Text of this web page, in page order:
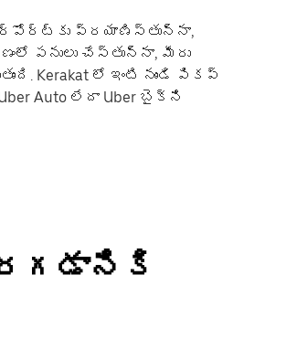
ప్రయాణిస్తున్నా,
పనులు చేస్తున్నా, మీరు
Kerakat లో ఇంటి నుండి పికప్
Auto లేదా Uber బైక్‌ని